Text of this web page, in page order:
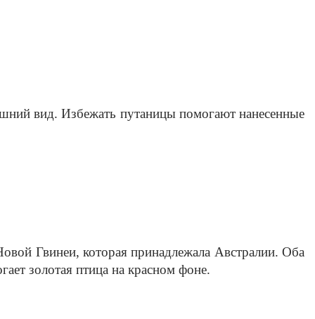
вид. Избежать путаницы помогают нанесенные
Гвинеи, которая принадлежала Австралии. Оба
золотая птица на красном фоне.